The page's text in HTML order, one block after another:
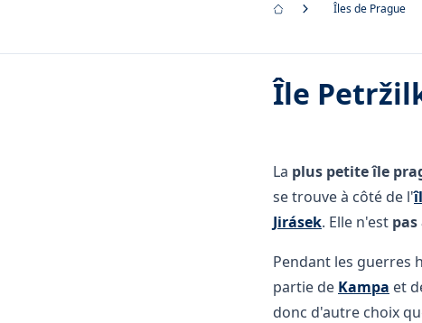
Îles de Prague
Île
La plus petite île
se trouve à côté de l'
Jirásek. Elle n'est pas
Pendant les guerres
partie de Kampa et
donc d'autre choix